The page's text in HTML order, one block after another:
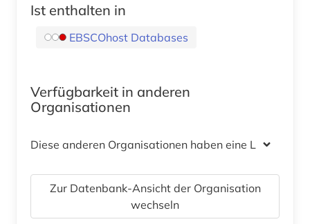
Ist enthalten in
EBSCOhost Databases
Verfügbarkeit in anderen
Organisationen
Diese anderen Organisationen haben eine Lizenz
Zur Datenbank-Ansicht der Organisation
wechseln